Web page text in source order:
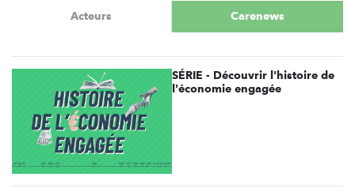
Acteurs Carenews
SÉRIE - Découvrir l'histoire de
l'économie engagée